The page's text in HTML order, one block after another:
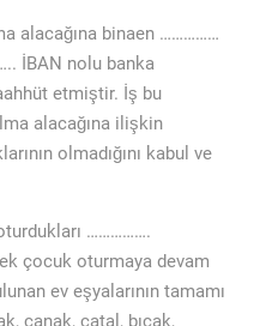
alacağına binaen ……………
İBAN nolu banka
etmiştir. İş bu
alacağına ilişkin
olmadığını kabul ve
…………….
çocuk oturmaya devam
ev eşyalarının tamamı
çanak, çatal, bıçak,